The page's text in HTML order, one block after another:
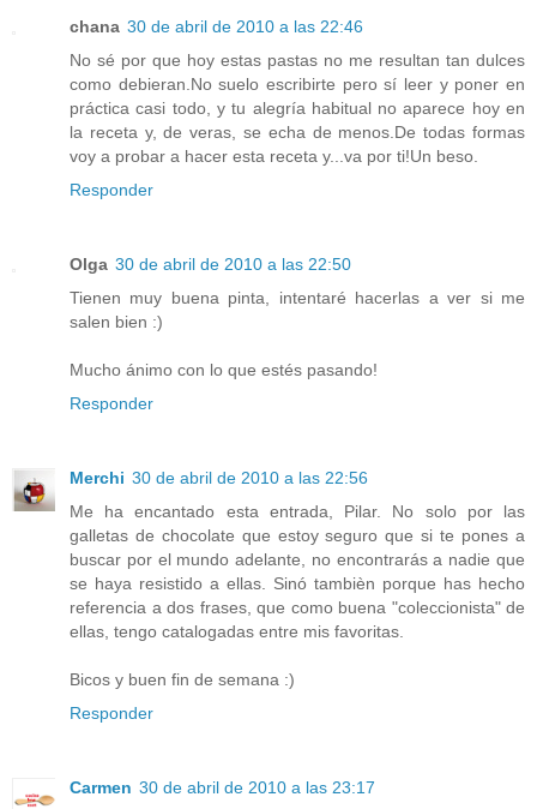
chana 30 de abril de 2010 a las 22:46
No sé por que hoy estas pastas no me resultan tan dulces
como debieran.No suelo escribirte pero sí leer y poner en
práctica casi todo, y tu alegría habitual no aparece hoy en
la receta y, de veras, se echa de menos.De todas formas
voy a probar a hacer esta receta y...va por ti!Un beso.
Responder
Olga 30 de abril de 2010 a las 22:50
Tienen muy buena pinta, intentaré hacerlas a ver si me
salen bien :)
Mucho ánimo con lo que estés pasando!
Responder
Merchi 30 de abril de 2010 a las 22:56
Me ha encantado esta entrada, Pilar. No solo por las
galletas de chocolate que estoy seguro que si te pones a
buscar por el mundo adelante, no encontrarás a nadie que
se haya resistido a ellas. Sinó tambièn porque has hecho
referencia a dos frases, que como buena "coleccionista" de
ellas, tengo catalogadas entre mis favoritas.
Bicos y buen fin de semana :)
Responder
Carmen 30 de abril de 2010 a las 23:17